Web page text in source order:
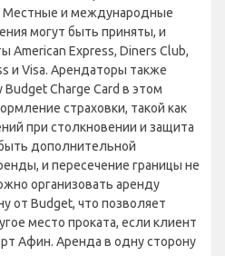
Местные и международные
могут быть приняты, и
American Express, Diners Club,
и Visa. Арендаторы также
Charge Card в этом
страховки, такой как
при столкновении и защита
дополнительной
и пересечение границы не
организовать аренду
от Budget, что позволяет
место проката, если клиент
Афин. Аренда в одну сторону